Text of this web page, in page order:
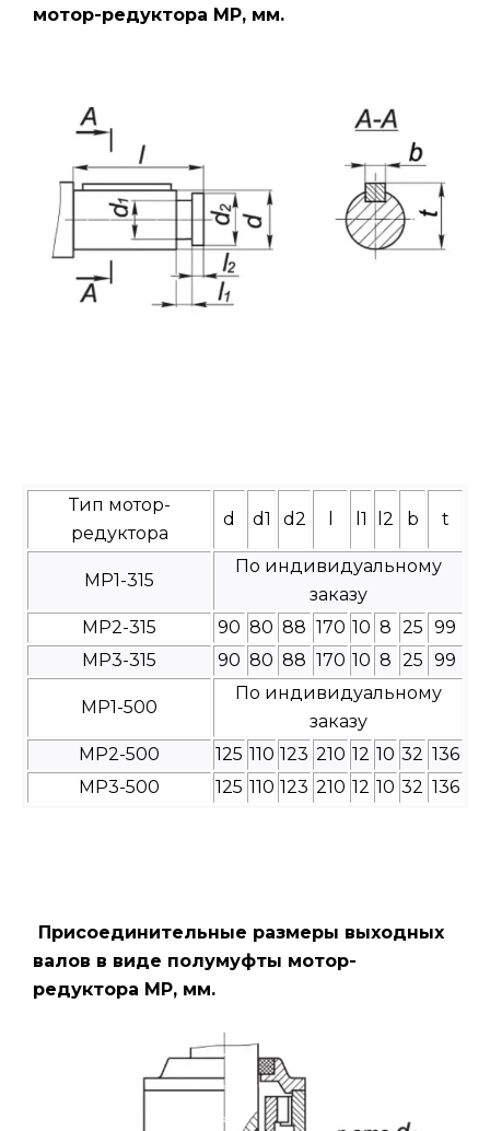
мотор-редуктора МР, мм.
Тип мотор-
редуктора
d d1 d2 l1 l2 b t
МР1-315
По индивидуальному
заказу
МР2-315
90 80 88 170 10 8 25 99
МР3-315
90 80 88 170 10 8 25 99
МР1-500
По индивидуальному
заказу
МР2-500
125 110 123 210 12 10 32 136
МР3-500
125 110 123 210 12 10 32 136
Присоединительные размеры выходных
валов в виде полумуфты мотор-
редуктора МР, мм.